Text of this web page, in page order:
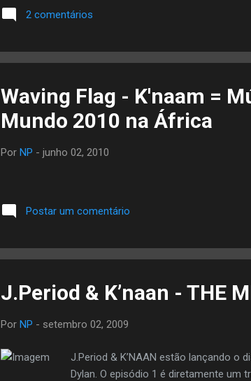
Somali, iniciada em 1991. Seu tio,
somali. Ele passou os primeiros anos
2 comentários
Waving Flag - K'naam =
Mundo 2010 na África
Por NP - junho 02, 2010
Postar um comentário
J.Period & K’naan - THE
Por NP - setembro 02, 2009
J.Period & K’NAAN estão lançando o
Dylan. O episódio 1 é diretamente um